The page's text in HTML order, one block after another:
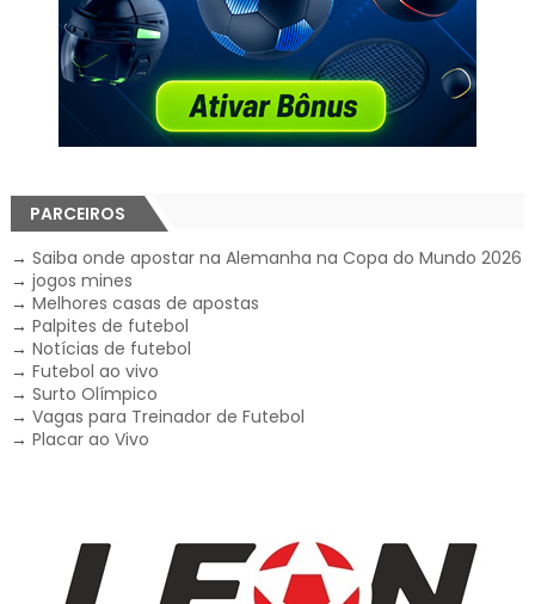
PARCEIROS
→ Saiba onde apostar na Alemanha na Copa do Mundo 2026
→ jogos mines
→ Melhores casas de apostas
→ Palpites de futebol
→ Notícias de futebol
→ Futebol ao vivo
→ Surto Olímpico
→ Vagas para Treinador de Futebol
→ Placar ao Vivo